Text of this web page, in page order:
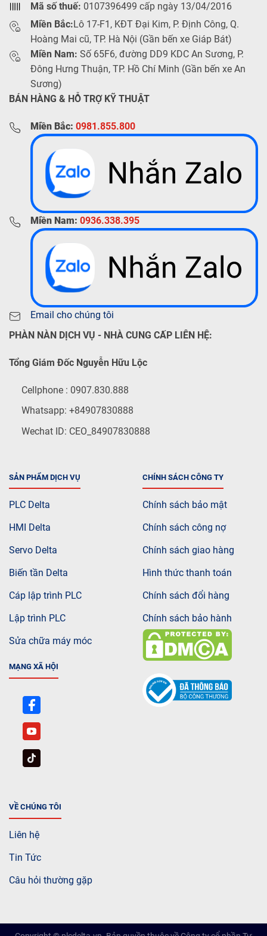
Mã số thuế: 0107396499 cấp ngày 13/04/2016
Miền Bắc:Lô 17-F1, KĐT Đại Kim, P. Định Công, Q.
Hoàng Mai cũ, TP. Hà Nội (Gần bến xe Giáp Bát)
Miền Nam: Số 65F6, đường DD9 KDC An Sương, P.
Đông Hưng Thuận, TP. Hồ Chí Minh (Gần bến xe An
Sương)
BÁN HÀNG & HỖ TRỢ KỸ THUẬT
Miền Bắc: 0981.855.800
Miền Nam: 0936.338.395
Email cho chúng tôi
PHÀN NÀN DỊCH VỤ - NHÀ CUNG CẤP LIÊN HỆ:
Tổng Giám Đốc Nguyễn Hữu Lộc
Cellphone : 0907.830.888
Whatsapp: +84907830888
Wechat ID: CEO_84907830888
SẢN PHẨM DỊCH VỤ
PLC Delta
HMI Delta
Servo Delta
Biến tần Delta
Cáp lập trình PLC
Lập trình PLC
Sửa chữa máy móc
MẠNG XÃ HỘI
CHÍNH SÁCH CÔNG TY
Chính sách bảo mật
Chính sách công nợ
Chính sách giao hàng
Hình thức thanh toán
Chính sách đổi hàng
Chính sách bảo hành
VỀ CHÚNG TÔI
Liên hệ
Tin Tức
Câu hỏi thường gặp